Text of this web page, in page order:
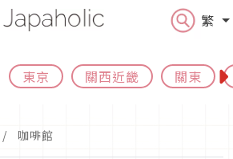
繁
東京 關西近畿 關東
咖啡館